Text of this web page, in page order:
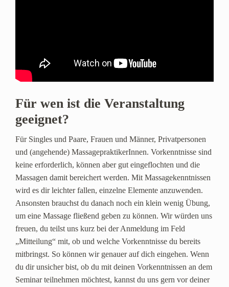
Für wen ist die Veranstaltung
geeignet?
Für Singles und Paare, Frauen und Männer, Privatpersonen
und (angehende) MassagepraktikerInnen. Vorkenntnisse sind
keine erforderlich, können aber gut eingeflochten und die
Massagen damit bereichert werden. Mit Massagekenntnissen
wird es dir leichter fallen, einzelne Elemente anzuwenden.
Ansonsten brauchst du danach noch ein klein wenig Übung,
um eine Massage fließend geben zu können. Wir würden uns
freuen, du teilst uns kurz bei der Anmeldung im Feld
„Mitteilung“ mit, ob und welche Vorkenntnisse du bereits
mitbringst. So können wir genauer auf dich eingehen. Wenn
du dir unsicher bist, ob du mit deinen Vorkenntnissen an dem
Seminar teilnehmen möchtest, kannst du uns gern vor deiner